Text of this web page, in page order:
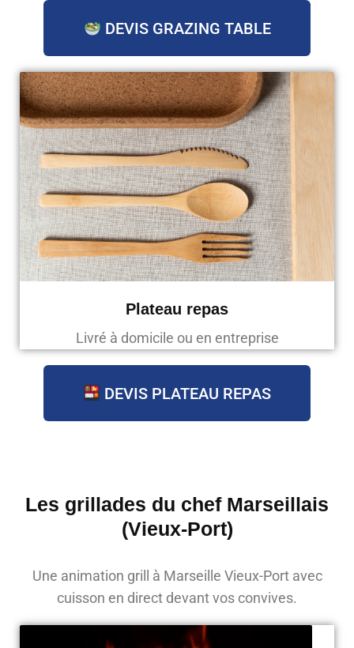
DEVIS GRAZING TABLE
Plateau repas
Livré à domicile ou en entreprise
DEVIS PLATEAU REPAS
Les grillades du chef Marseillais
(Vieux-Port)
Une animation grill à Marseille Vieux-Port avec
cuisson en direct devant vos convives.